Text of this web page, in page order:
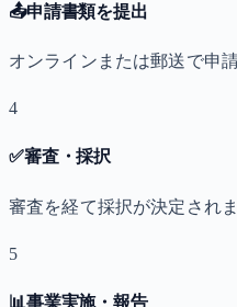
📤申請書類を提出
オンラインまたは郵送で申
4
✅審査・採択
審査を経て採択が決定され
5
📊事業実施・報告